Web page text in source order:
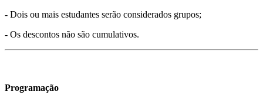
- Dois ou mais estudantes serão considerados grupos;
- Os descontos não são cumulativos.
Programação